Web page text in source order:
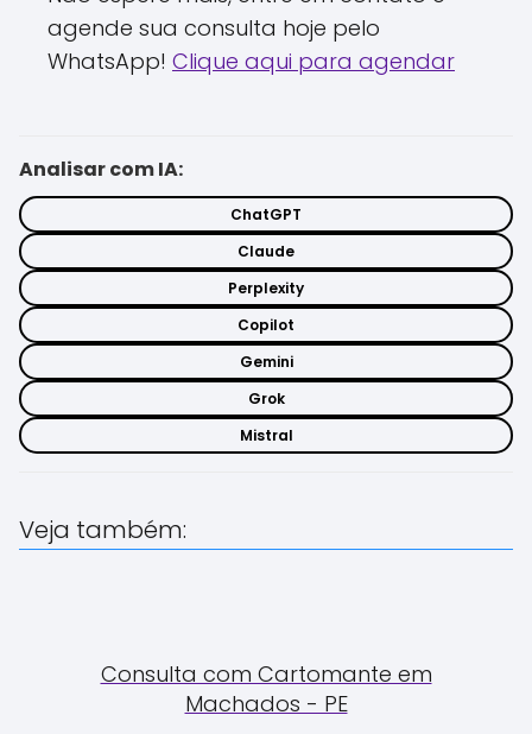
agende sua consulta hoje pelo
WhatsApp! Clique aqui para agendar
Analisar com IA:
ChatGPT
Claude
Perplexity
Copilot
Gemini
Grok
Mistral
Veja também:
Consulta com Cartomante em
Machados - PE